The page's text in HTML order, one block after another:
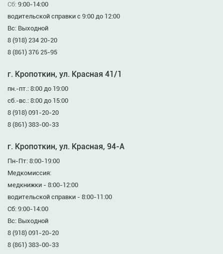
Сб: 9:00-14:00
водительской справки с 9:00 до 12:00
Вс: Выходной
8 (918) 234 20-20
8 (861) 376 25-95
г. Кропоткин, ул. Красная 41/1
пн.-пт.: 8:00 до 19:00
сб.-вс.: 8:00 до 15:00
8 (918) 091-20-20
8 (861) 383-00-33
г. Кропоткин, ул. Красная, 94-А
Пн-Пт: 8:00-19:00
Медкомиссия:
медкнижки - 8:00-12:00
водительской справки - 8:00-11:00
Сб: 9:00-14:00
Вс: Выходной
8 (918) 091-20-20
8 (861) 383-00-33